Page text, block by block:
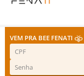
VEM PRA BEE FENATI